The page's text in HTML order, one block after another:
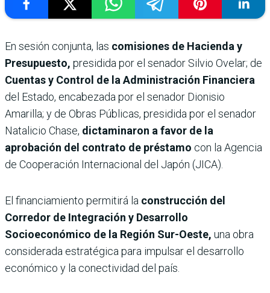
En sesión conjunta, las comisiones de Hacienda y
Presupuesto, presidida por el senador Silvio Ovelar; de
Cuentas y Control de la Administración Financiera
del Estado, encabezada por el senador Dionisio
Amarilla; y de Obras Públicas, presidida por el senador
Natalicio Chase, dictaminaron a favor de la
aprobación del contrato de préstamo con la Agencia
de Cooperación Internacional del Japón (JICA).
El financiamiento permitirá la construcción del
Corredor de Integración y Desarrollo
Socioeconómico de la Región Sur-Oeste, una obra
considerada estratégica para impulsar el desarrollo
económico y la conectividad del país.